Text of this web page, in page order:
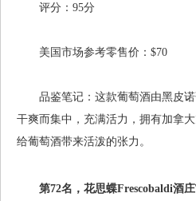
评分：95分
美国市场参考零售价：$70
品鉴笔记：这款葡萄酒由黑皮诺
干爽而集中，充满活力，拥有加拿
给葡萄酒带来活泼的张力。
第72名，花思蝶Frescobaldi酒庄